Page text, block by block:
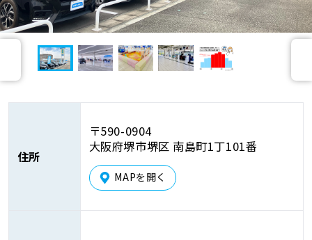
車検料金・メニュー
品質管理とサポート体制
お役立ち情報
お問い合わせ
0120-733-500
住所
〒590-0904
大阪府堺市堺区 南島町1丁101番
MAPを開く